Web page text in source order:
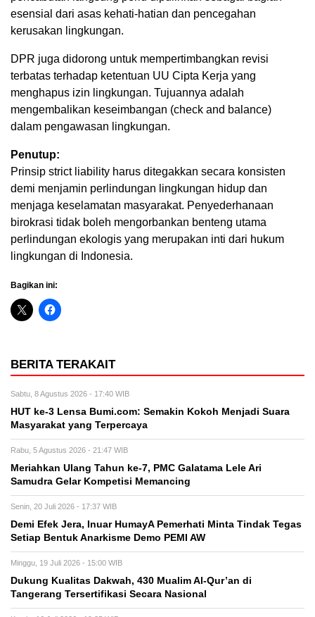
esensial dari asas kehati-hatian dan pencegahan
kerusakan lingkungan.
DPR juga didorong untuk mempertimbangkan revisi
terbatas terhadap ketentuan UU Cipta Kerja yang
menghapus izin lingkungan. Tujuannya adalah
mengembalikan keseimbangan (check and balance)
dalam pengawasan lingkungan.
Penutup:
Prinsip strict liability harus ditegakkan secara konsisten
demi menjamin perlindungan lingkungan hidup dan
menjaga keselamatan masyarakat. Penyederhanaan
birokrasi tidak boleh mengorbankan benteng utama
perlindungan ekologis yang merupakan inti dari hukum
lingkungan di Indonesia.
Bagikan ini:
BERITA TERAKAIT
Sabtu, 8 Agustus 2026 - 17:40 WIB
HUT ke-3 Lensa Bumi.com: Semakin Kokoh Menjadi Suara
Masyarakat yang Terpercaya
Rabu, 5 Agustus 2026 - 21:47 WIB
Meriahkan Ulang Tahun ke-7, PMC Galatama Lele Ari
Samudra Gelar Kompetisi Memancing
Senin, 20 Juli 2026 - 17:37 WIB
Demi Efek Jera, Inuar HumayA Pemerhati Minta Tindak Tegas
Setiap Bentuk Anarkisme Demo PEMI AW
Minggu, 19 Juli 2026 - 15:00 WIB
Dukung Kualitas Dakwah, 430 Mualim Al-Qur’an di
Tangerang Tersertifikasi Secara Nasional